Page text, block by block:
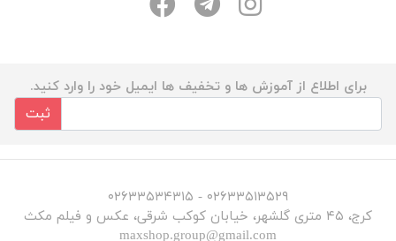
برای اطلاع از آموزش ها و تخفیف ها ایمیل خود را وارد کنید.
ثبت
۰۲۶۳۳۵۱۳۵۲۹ - ۰۲۶۳۳۵۳۴۳۱۵
کرج، ۴۵ متری گلشهر، خیابان کوکب شرقی، عکس و فیلم مکث
maxshop.group@gmail.com